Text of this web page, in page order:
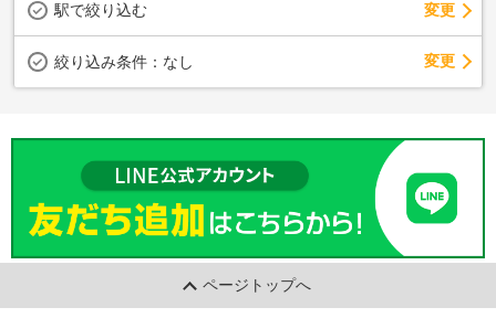
駅で絞り込む 変更
絞り込み条件： なし 変更
ページトップへ